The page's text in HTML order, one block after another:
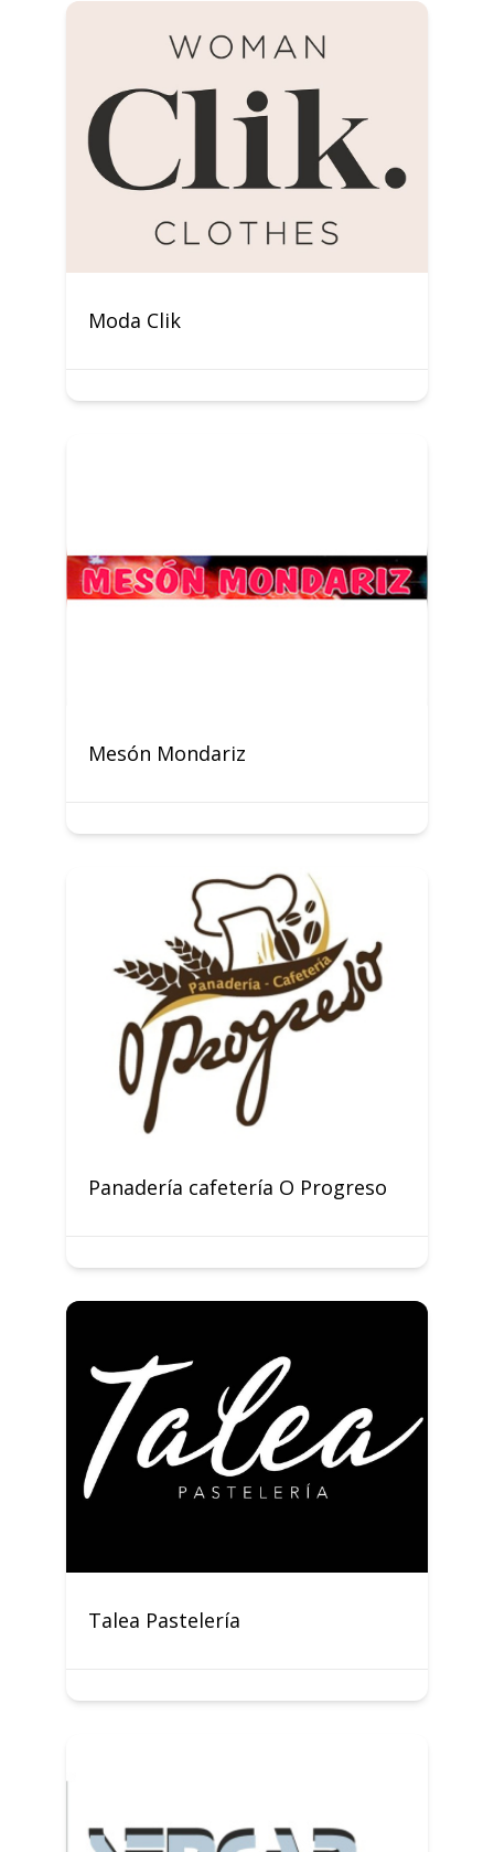
Moda Clik
Mesón Mondariz
Panadería cafetería O Progreso
Talea Pastelería